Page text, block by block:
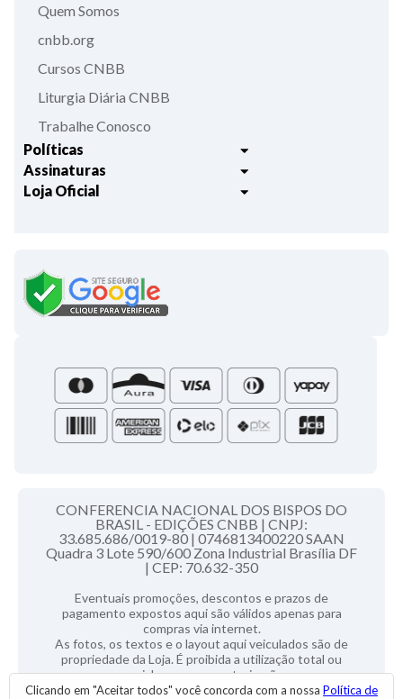
Quem Somos
cnbb.org
Cursos CNBB
Liturgia Diária CNBB
Trabalhe Conosco
Políticas
Trocas e Devoluções
Entrega
Assinaturas
Liturgia Igreja em Oração
Roteiros Homiléticos
Folhetos e Partituras
Loja Oficial
Bíblias - Tradução Oficial
Campanha da Fraternidade
CONFERENCIA NACIONAL DOS BISPOS DO
BRASIL - EDIÇÕES CNBB | CNPJ:
33.685.686/0019-80 | 0746813400220 SAAN
Quadra 3 Lote 590/600 Zona Industrial Brasília DF
| CEP: 70.632-350
Eventuais promoções, descontos e prazos de
pagamento expostos aqui são válidos apenas para
compras via internet.
As fotos, os textos e o layout aqui veiculados são de
propriedade da Loja. É proibida a utilização total ou
parcial sem nossa autorização.
Clicando em "Aceitar todos" você concorda com a nossa Política de